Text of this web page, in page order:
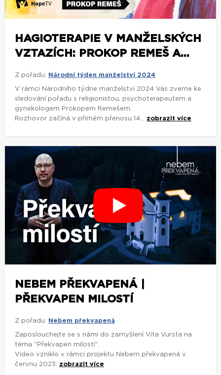
HAGIOTERAPIE V MANŽELSKÝCH
VZTAZÍCH: PROKOP REMEŠ A...
Z pořadu: Národní týden manželství 2024
V rámci Národního týdne manželství 2024 Vás zveme ke
sledování pořadu s religionistou, psychoterapeutem a
gynekologem Prokopem Remešem.
Rozhovor začíná v přímém přenosu 14... zobrazit více
NEBEM PŘEKVAPENÁ |
PŘEKVAPEN MILOSTÍ
Z pořadu: Nebem překvapená
Zaposlouchejte se s námi do zamyšlení Víta Vursta na
téma "Překvapen milostí".
Video vzniklo v rámci projektu Nebem překvapená v
červnu 2023. zobrazit více